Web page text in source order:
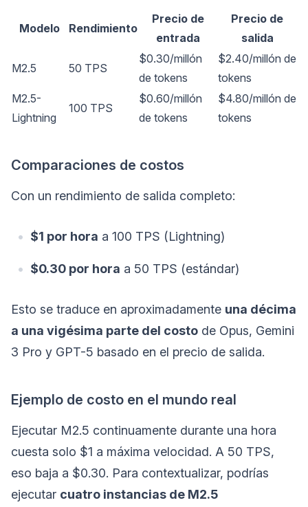
Modelo Rendimiento
Precio de
entrada
Precio de
salida
M2.5 50 TPS
$0.30/millón
de tokens
$2.40/millón de
tokens
M2.5-
Lightning
100 TPS
$0.60/millón
de tokens
$4.80/millón de
tokens
Comparaciones de costos
Con un rendimiento de salida completo:
$1 por hora a 100 TPS (Lightning)
$0.30 por hora a 50 TPS (estándar)
Esto se traduce en aproximadamente una décima
a una vigésima parte del costo de Opus, Gemini
3 Pro y GPT-5 basado en el precio de salida.
Ejemplo de costo en el mundo real
Ejecutar M2.5 continuamente durante una hora
cuesta solo $1 a máxima velocidad. A 50 TPS,
eso baja a $0.30. Para contextualizar, podrías
ejecutar cuatro instancias de M2.5